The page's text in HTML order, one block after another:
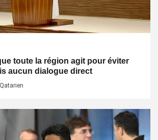
toute la région agit pour éviter
aucun dialogue direct
Qatarien